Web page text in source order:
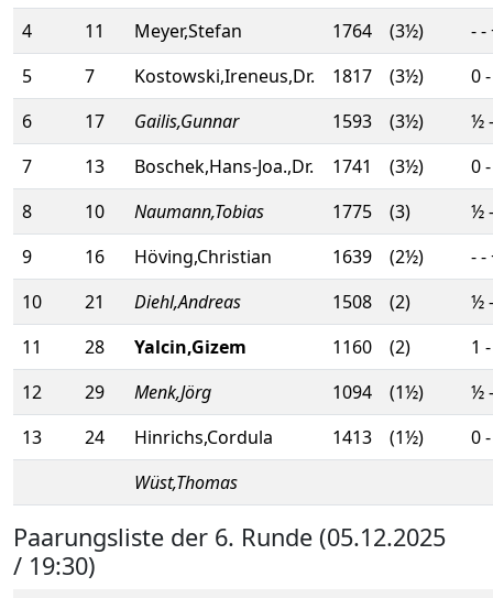
4
11 Meyer,Stefan 1764 (3½)
- -
5
7 Kostowski,Ireneus,Dr. 1817 (3½)
0
6
17 Gailis,Gunnar 1593 (3½)
½
7
13 Boschek,Hans-Joa.,Dr. 1741 (3½)
0
8
10 Naumann,Tobias 1775 (3)
½
9
16 Höving,Christian 1639 (2½)
- -
10
21 Diehl,Andreas 1508 (2)
½
11
28 Yalcin,Gizem 1160 (2)
1
12
29 Menk,Jörg 1094 (1½)
½
13
24 Hinrichs,Cordula 1413 (1½)
0
Wüst,Thomas
Paarungsliste der 6. Runde (05.12.2025
/ 19:30)